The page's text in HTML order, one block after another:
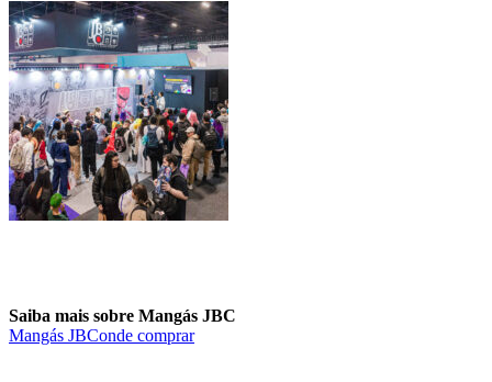
Saiba mais sobre Mangás JBC
Mangás JBConde comprar